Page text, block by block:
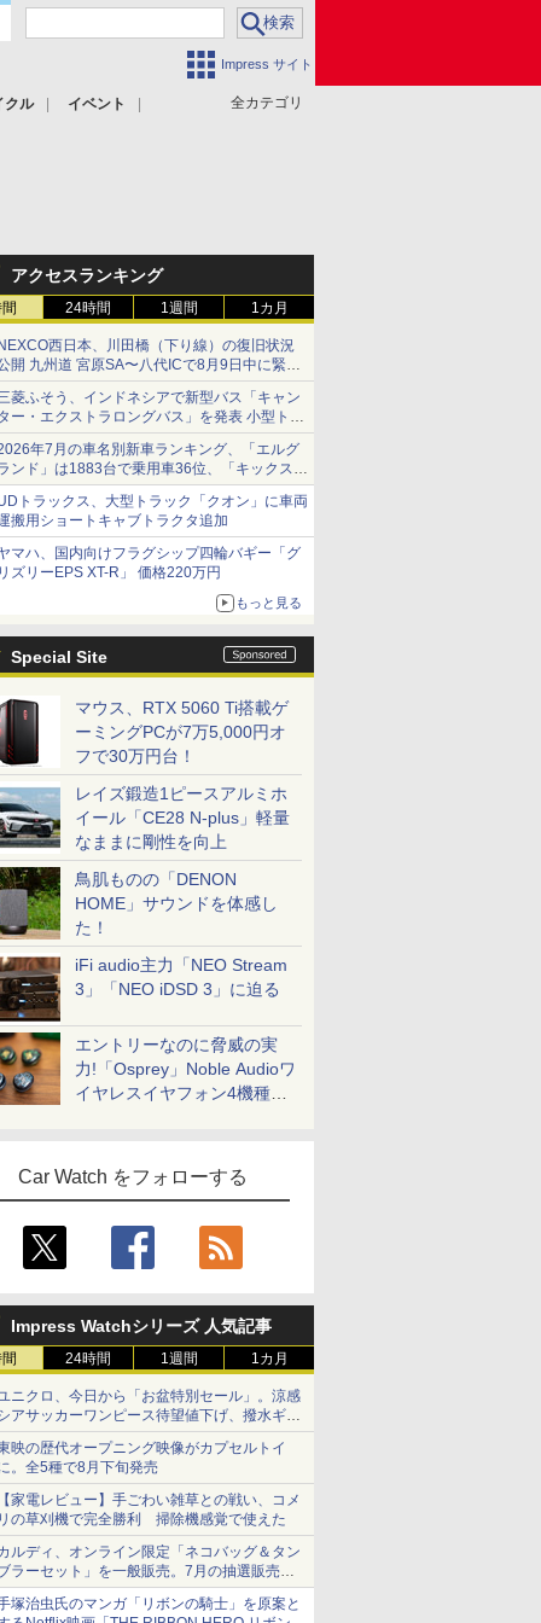
Impress サイト
全カテゴリ
クル
イベント
アクセスランキング
24時間 1週間 1カ月
NEXCO西日本、川田橋（下り線）の復旧状況
開 九州道 宮原SA〜八代ICで8月9日中に緊急
両を通行可能に
菱ふそう、インドネシアで新型バス「キャン
ー・エクストラロングバス」を発表 小型トラ
クベースの観光・旅客輸送向けバス
年7月の車名別新車ランキング、「エルグ
ンド」は1883台で乗用車36位、「キックス」
2591台で27位に
トラックス、大型トラック「クオン」に車両
搬用ショートキャブトラクタ追加
マハ、国内向けフラグシップ四輪バギー「グ
リズリーEPS XT-R」 価格220万円
もっと見る
Special Site
マウス、RTX 5060 Ti搭載ゲ
ーミングPCが7万5,000円オ
フで30万円台！
レイズ鍛造1ピースアルミホ
イール「CE28 N-plus」軽量
なままに剛性を向上
鳥肌ものの「DENON
HOME」サウンドを体感し
た！
iFi audio主力「NEO Stream
3」「NEO iDSD 3」に迫る
エントリーなのに脅威の実
力!「Osprey」Noble Audioワ
イヤレスイヤフォン4機種を
Car Watch をフォローする
Impress Watchシリーズ 人気記事
24時間 1週間 1カ月
ニクロ、今日から「お盆特別セール」。涼感
アサッカーワンピース待望値下げ、撥水ギア
ョーツは1990円に
映の歴代オープニング映像がカプセルトイ
。全5種で8月下旬発売
【家電レビュー】手ごわい雑草との戦い、コメ
リの草刈機で完全勝利 掃除機感覚で使えた
ルディ、オンライン限定「ネコバッグ＆タン
ラーセット」を一般販売。7月の抽選販売の
選無効分
塚治虫氏のマンガ「リボンの騎士」を原案と